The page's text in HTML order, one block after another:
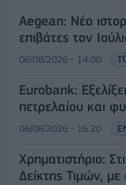
Aegean: Νέο
επιβάτες τον
06/08/2026 - 14:00
Eurobank:
πετρελαίου και
06/08/2026 - 16:20
Χρηματιστήριο:
Δείκτης Τιμών,